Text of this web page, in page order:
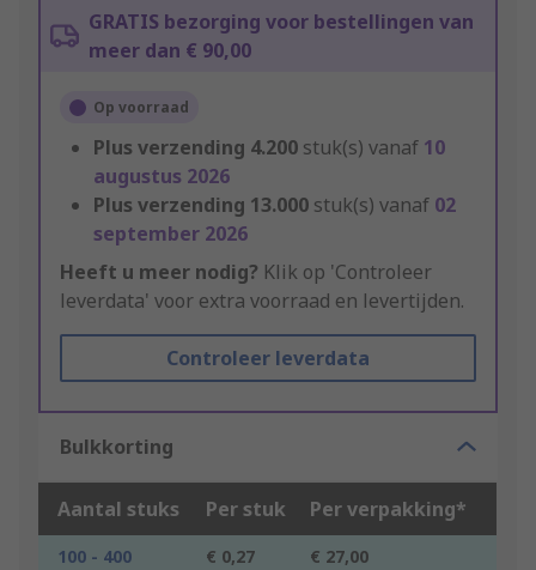
GRATIS bezorging voor bestellingen van
meer dan € 90,00
Op voorraad
Plus verzending 4.200 stuk(s) vanaf 10
augustus 2026
Plus verzending 13.000 stuk(s) vanaf 02
september 2026
Heeft u meer nodig? Klik op 'Controleer
leverdata' voor extra voorraad en levertijden.
Controleer leverdata
Bulkkorting
Aantal stuks Per stuk Per verpakking*
100 - 400 € 0,27
€ 27,00